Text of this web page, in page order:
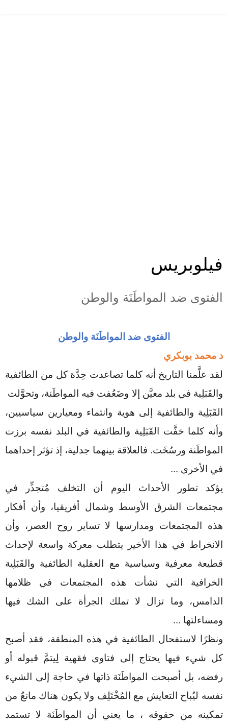
فيلوبريس
الفتوى ضد المواطَنَة والوطن
الفتوى ضد المواطَنَة والوطن
د محمد بوبكري
لقد علَّمنا التاريخ أنه كلما تصاعدت حِدَّة كل من الطائفية
والقَبَلِية في بلد معيَّن إلا وضَعُفت فيه المواطَنة، وتحوَّلت
القٓبٓلِية والطائفية إلى هوية وانتماء ومعيارين سياسيين،
وأنه كلما خفَّت القٓبٓلِية والطائفية في البلد نفسه برزت
المواطَنة ورسُخَت. فالعلاقة بينهما جدلية، إذ تؤثر إحداهما
في الأخرى ...
يؤكد تطور الأحداث اليوم أن التخلف مُتجذِّر في
مجتمعات الشرق الأوسط وشمال أفريقيا، وأن أفكار
هذه المجتمعات ومدارسها لا تساير روح العصر، وأن
الانخراط في هذا الأخير يتطلب معركة واسعة لإحداث
قطيعة معرفية وسياسية مع العقلية الطائفية والقَبَلِية
الخرافية التي نشأت هذه المجتمعات في ظلامها
الدامس، وما تزال لا تملك الجرأة على الشك فيها
ومساءلتها ...
ونظرًا لاستفحال الطائفية في هذه المنطقة، فقد أصبح
كل شيء فيها يحتاج إلى فتاوى فقهية لِيتمَّ قبوله أو
رفضه، بل أصبحت المواطَنَة ذاتها في حاجة إلى الشيء
نفسه ليُباح التعايش مع المُخْتَلِف ولا يكون هناك مانعٌ من
تمكينه من حقوقه ، ما يعني أن المواطَنَة لا تستمد